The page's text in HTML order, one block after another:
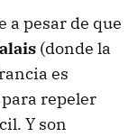
a pesar de que
(donde la
es
repeler
Y son